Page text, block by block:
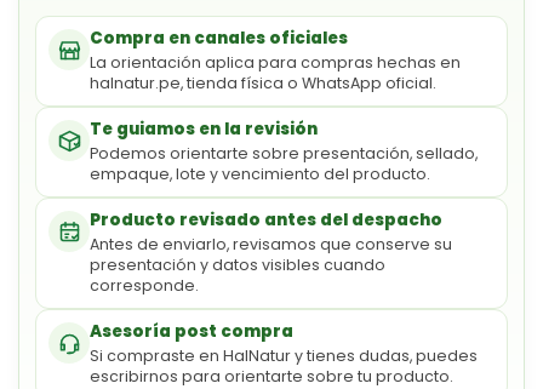
Compra en canales oficiales
La orientación aplica para compras hechas en
halnatur.pe, tienda física o WhatsApp oficial.
Te guiamos en la revisión
Podemos orientarte sobre presentación, sellado,
empaque, lote y vencimiento del producto.
Producto revisado antes del despacho
Antes de enviarlo, revisamos que conserve su
presentación y datos visibles cuando
corresponde.
Asesoría post compra
Si compraste en HalNatur y tienes dudas, puedes
escribirnos para orientarte sobre tu producto.